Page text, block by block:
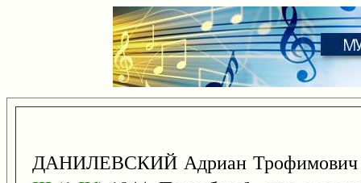
ДАНИЛЕВСКИЙ Адриан Трофимович